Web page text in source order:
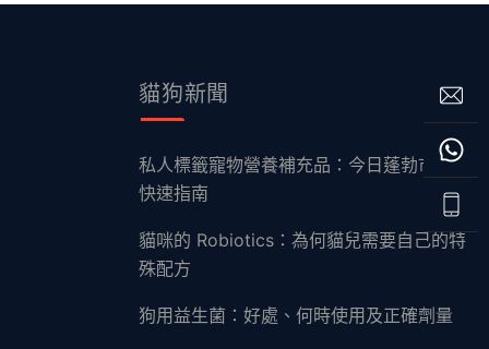
貓狗新聞
私人標籤寵物營養補充品：今日蓬勃市場的
快速指南
貓咪的 Robiotics：為何貓兒需要自己的特
殊配方
狗用益生菌：好處、何時使用及正確劑量